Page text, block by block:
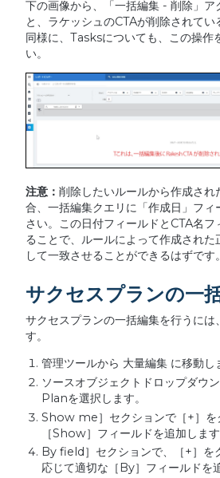
下の画像から、「一括編集 - 削除」ア
と、ラケッシュのCTAが削除されてい
同様に、Tasksについても、この操作
い。
注意： 削除したいルールから作成され
合、一括編集クエリに「作成日」フィ
さい。この日付フィールドとCTA名
ることで、ルールによって作成され
して一致させることができるはずです。
サクセスプランの一
サクセスプランの一括編集を行うには
す。
管理ツールから 大量編集 に移動し
ソースオブジェクトドロップダウ
Planを選択します。
Show me］セクションで［+］を
［Show］フィールドを追加します
By field］セクションで、［+］を
応じて適切な［By］フィールドを